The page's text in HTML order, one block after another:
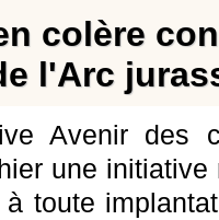
colère
l'Arc
Avenir des
une
toute